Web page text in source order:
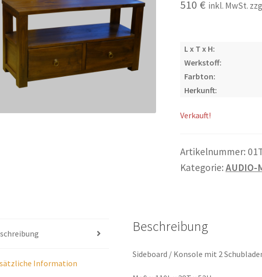
510 € inkl. MwSt.
L x T x H:
Werkstoff:
Farbton:
Herkunft:
Verkauft!
Artikelnummer:
Kategorie: AUDIO-
Information
Beschreibung
Sideboard / Konsole mit 2